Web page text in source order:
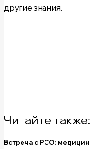
другие знания.
Читайте также:
Встреча с РСО: